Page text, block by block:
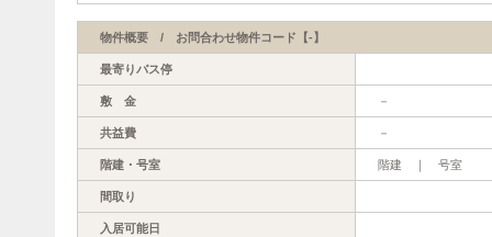
物件概要 / お問合わせ物件コード【-】
最寄りバス停
敷 金 －
共益費 －
階建・号室 階建 ｜ 号室
間取り
入居可能日